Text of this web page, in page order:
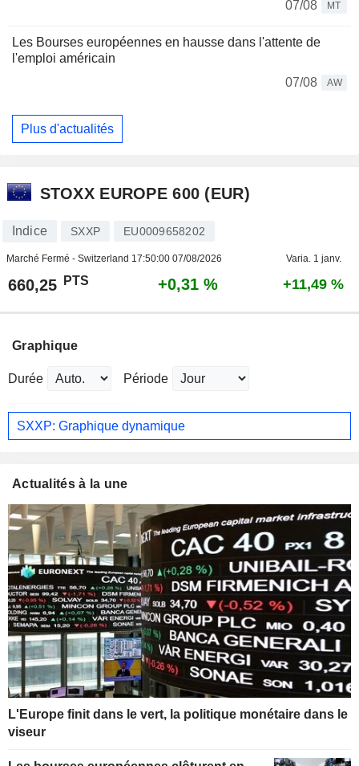
07/08
MT
Les Bourses européennes en hausse dans l'attente de
l'emploi américain
07/08
AW
Plus d'actualités
STOXX EUROPE 600 (EUR)
Indice SXXP EU0009658202
Marché Fermé - Switzerland 17:50:00 07/08/2026 Varia. 1 janv.
660,25 PTS +0,31 % +11,49 %
Graphique
Durée Période
SXXP: Graphique dynamique
Actualités à la une
L'Europe finit dans le vert, la politique monétaire dans le
viseur